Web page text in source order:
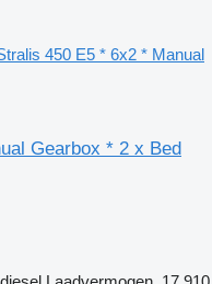
450 E5 * 6x2 * Manual
Gearbox * 2 x Bed